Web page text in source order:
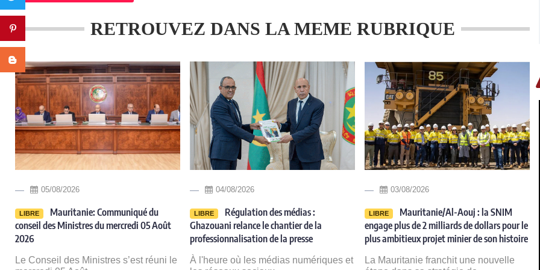
Pinterest
Blogger
RETROUVEZ DANS LA MEME RUBRIQUE
05/08/2026
LIBRE
Mauritanie: Communiqué du
conseil des Ministres du mercredi 05 Août
2026
Le Conseil des Ministres s’est réuni le
04/08/2026
LIBRE
Régulation des médias :
Ghazouani relance le chantier de la
professionnalisation de la presse
À l'heure où les médias numériques et
03/08/2026
LIBRE
Mauritanie/Al-Aouj : la SNIM
engage plus de 2 milliards de dollars pour le
plus ambitieux projet minier de son histoire
La Mauritanie franchit une nouvelle